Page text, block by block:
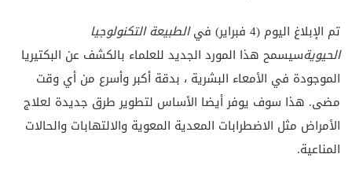
تم الإبلاغ اليوم (4 فبراير) في
الطبيعة التكنولوجيا
الحيويةسيسمح هذا المورد الجديد للعلماء بالكشف عن البكتيريا
الموجودة في الأمعاء البشرية ، بدقة أكبر وأسرع من أي وقت
مضى. هذا سوف يوفر أيضا الأساس لتطوير طرق جديدة لعلاج
الأمراض مثل الاضطرابات المعدية المعوية والالتهابات والحالات
المناعية.